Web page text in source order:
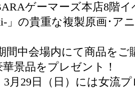
ゲーマーズ本店8階
」の貴重な複製原画･ア
間中会場内にて商品をご
景品をプレゼント！
3月29日（日）には女流